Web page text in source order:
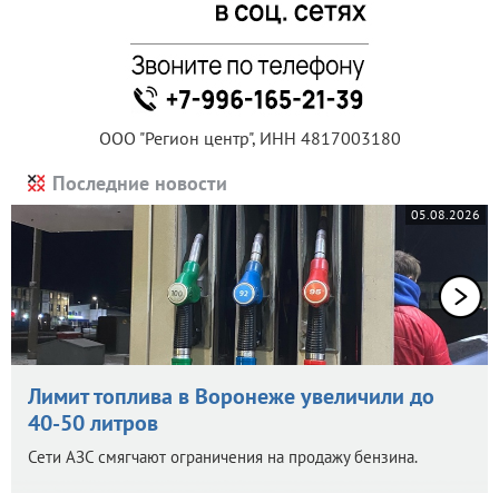
ООО "Регион центр", ИНН 4817003180
Последние новости
05.08.2026
Лимит топлива в Воронеже увеличили до
40-50 литров
Сети АЗС смягчают ограничения на продажу бензина.